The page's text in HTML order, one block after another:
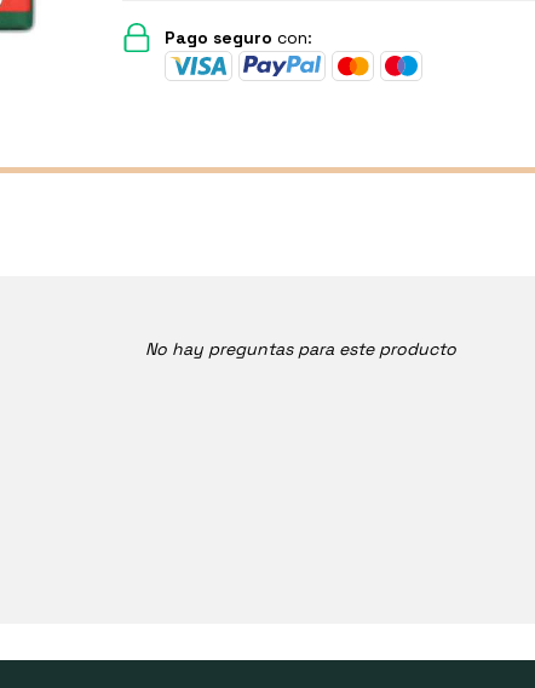
Pago seguro con:
No hay preguntas para este producto